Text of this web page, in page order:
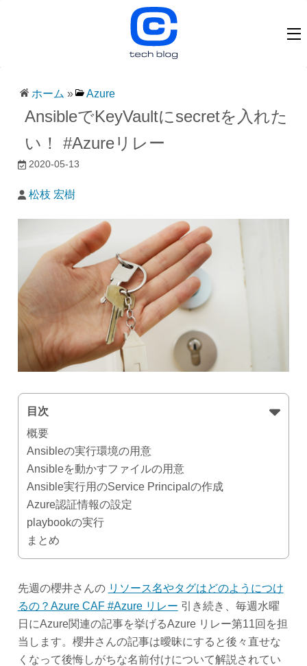
ホーム » Azure
AnsibleでKeyVaultにsecretを入れた
い！ #Azureリレー
2020-05-13
松枝 宏樹
目次
概要
Ansibleの実行環境の用意
Ansibleを動かすファイルの用意
Ansible実行用のService Principalの作成
Azure認証情報の設定
playbookの実行
まとめ
先週の櫻井さんの リソース名やタグはどのようにつけ
るの？Azure CAF #Azure リレー 引き続き、毎週水曜
日にAzure関連の記事を挙げるAzure リレー第11回を担
当します。櫻井さんの記事は曖昧にすると後々直せな
くなって後悔しがちな名前付けについて解説されてい